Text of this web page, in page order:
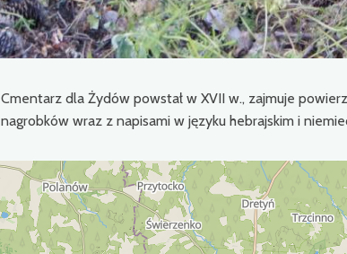
Cmentarz dla Żydów powstał w XVII w., zajmuje
nagrobków wraz z napisami w języku hebrajskim i